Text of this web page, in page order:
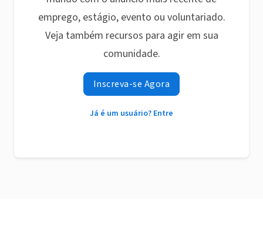
emprego, estágio, evento ou voluntariado.
Veja também recursos para agir em sua
comunidade.
Inscreva-se Agora
Já é um usuário? Entre